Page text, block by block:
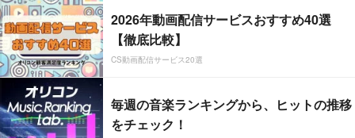
2026年動画配信サービスおすすめ40選
【徹底比較】
CS動画配信サービス20選
毎週の音楽ランキングから、ヒットの推移
をチェック！